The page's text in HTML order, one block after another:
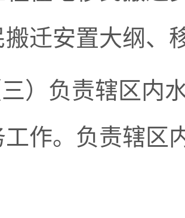
搬迁安置大纲、
三）负责辖区内
工作。负责辖区